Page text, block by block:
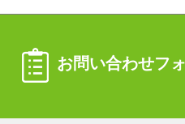
お問い合わせフ